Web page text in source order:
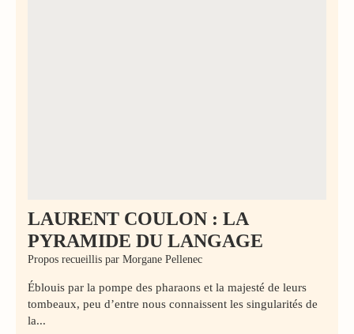
LAURENT COULON : LA
PYRAMIDE DU LANGAGE
Propos recueillis par Morgane Pellenec
Éblouis par la pompe des pharaons et la majesté de leurs
tombeaux, peu d’entre nous connaissent les singularités de
la...